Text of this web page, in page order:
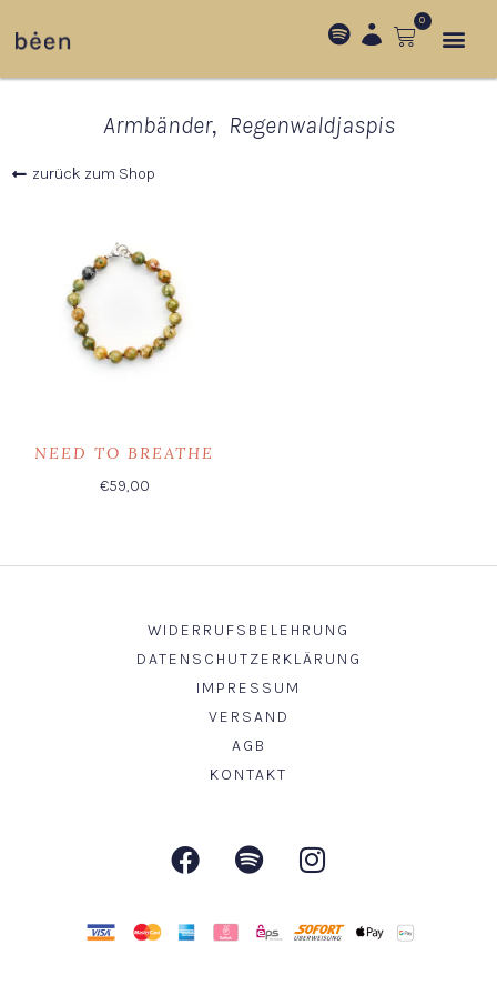
0
Armbänder, Regenwaldjaspis
zurück zum Shop
NEED TO BREATHE
€59,00
WIDERRUFSBELEHRUNG
DATENSCHUTZERKLÄRUNG
IMPRESSUM
VERSAND
AGB
KONTAKT